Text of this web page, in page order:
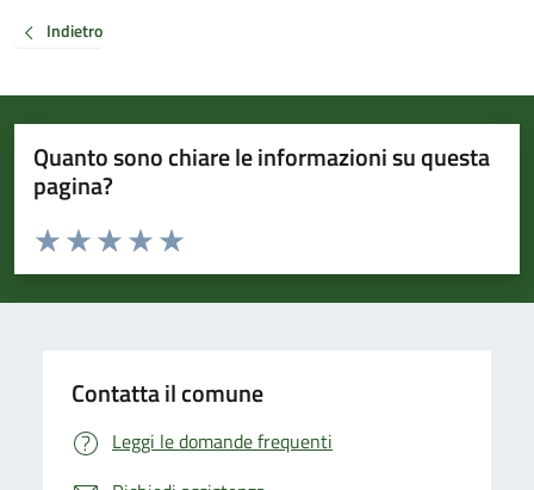
Indietro
Quanto sono chiare le informazioni su questa
pagina?
Valuta da 1 a 5 stelle la pagina
Valuta 5 stelle su 5
Valuta 4 stelle su 5
Valuta 3 stelle su 5
Valuta 2 stelle su 5
Valuta 1 stelle su 5
Contatta il comune
Leggi le domande frequenti